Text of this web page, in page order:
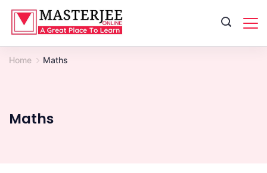
Skip
content
Home Maths
Maths